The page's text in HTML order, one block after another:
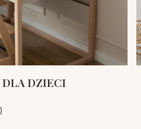
DZIECI